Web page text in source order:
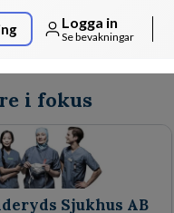
Logga in
Se bevakningar
i fokus
Sjukhus AB